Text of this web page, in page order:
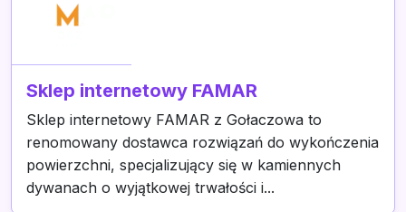
Sklep internetowy FAMAR
Sklep internetowy FAMAR z Gołaczowa to
renomowany dostawca rozwiązań do wykończenia
powierzchni, specjalizujący się w kamiennych
dywanach o wyjątkowej trwałości i...